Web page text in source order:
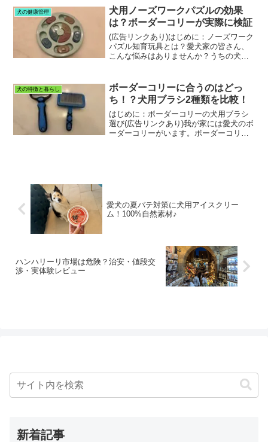
らい運動量が必要なの？」飼い始めたば
かりの頃、私も皆...
犬の健康管理
犬用ノーズワークパズルの効果
は？ボーダーコリーが実際に検証
(広告リンクあり)はじめに：ノーズワーク
パズル知育玩具とは？愛犬家の皆さん、
こんな悩みはありませんか？うちの犬、
い特に、ボーダーコリーのような活発な
犬種は、散歩だけでは...
犬の特徴と暮らし
ボーダーコリーに合うのはどっ
ち！？犬用ブラシ2種類を比較！
はじめに：ボーダーコリーの犬用ブラシ
選び(広告リンクあり)我が家には愛犬のボ
ーダーコリーがいます。ボーダーコリー
愛犬の夏バテ対策に犬用アイスクリー
ム！100%自然素材♪
ハンハリーリ市場は危険？治安・値段交
渉・実体験レビュー
新着記事